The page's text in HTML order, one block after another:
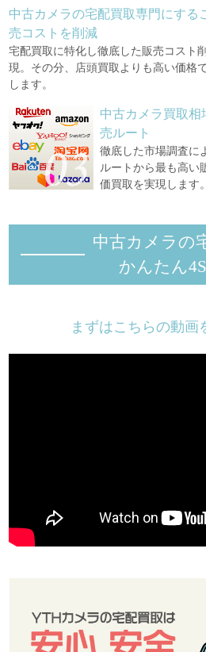
中古カメラの宅配買取専門にする
売コストを削減
宅配買取に特化し徹底した販売コスト
現。その分、店頭買取よりも高い価格
します。
中古カメラ買取相
売ルート
徹底した市場調査に
ルートから最も高い
価買取を実現します。
中古カメラの
かんたん
まずはこちらの動画